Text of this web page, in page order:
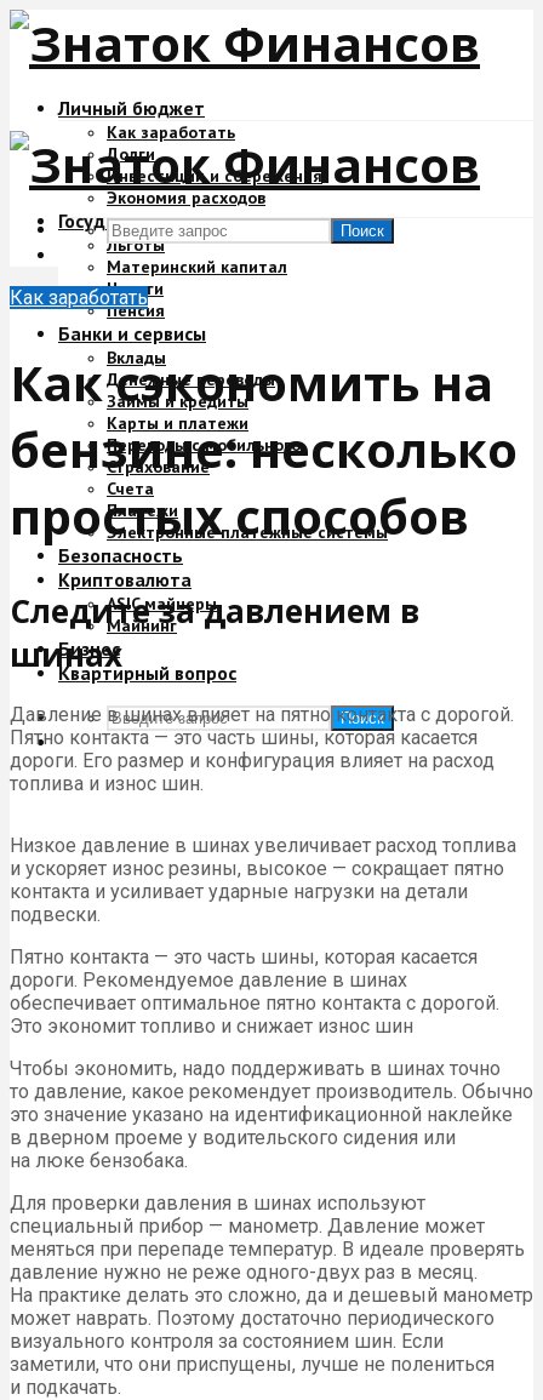
Личный бюджет
Как заработать
Долги
Инвестиции и сбережения
Экономия расходов
Государство и деньги
Льготы
Материнский капитал
Налоги
Пенсия
Банки и сервисы
Вклады
Денежные переводы
Займы и кредиты
Карты и платежи
Переводы с мобильного
Страхование
Счета
Платежи
Электронные платежные системы
Безопасность
Криптовалюта
ASIC майнеры
Майнинг
Бизнес
Квартирный вопрос
Поиск
Поиск
Как заработать
Как сэкономить на
бензине: несколько
простых способов
Следите за давлением в
шинах
Давление в шинах влияет на пятно контакта с дорогой.
Пятно контакта — это часть шины, которая касается
дороги. Его размер и конфигурация влияет на расход
топлива и износ шин.
Низкое давление в шинах увеличивает расход топлива
и ускоряет износ резины, высокое — сокращает пятно
контакта и усиливает ударные нагрузки на детали
подвески.
Пятно контакта — это часть шины, которая касается
дороги. Рекомендуемое давление в шинах
обеспечивает оптимальное пятно контакта с дорогой.
Это экономит топливо и снижает износ шин
Чтобы экономить, надо поддерживать в шинах точно
то давление, какое рекомендует производитель. Обычно
это значение указано на идентификационной наклейке
в дверном проеме у водительского сидения или
на люке бензобака.
Для проверки давления в шинах используют
специальный прибор — манометр. Давление может
меняться при перепаде температур. В идеале проверять
давление нужно не реже одного-двух раз в месяц.
На практике делать это сложно, да и дешевый манометр
может наврать. Поэтому достаточно периодического
визуального контроля за состоянием шин. Если
заметили, что они приспущены, лучше не полениться
и подкачать.